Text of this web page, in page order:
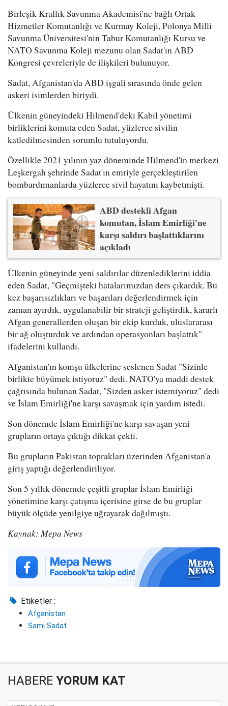
Birleşik Krallık Savunma Akademisi'ne bağlı Ortak
Hizmetler Komutanlığı ve Kurmay Koleji, Polonya Milli
Savunma Üniversitesi'nin Tabur Komutanlığı Kursu ve
NATO Savunma Koleji mezunu olan Sadat'ın ABD
Kongresi çevreleriyle de ilişkileri bulunuyor.
Sadat, Afganistan'da ABD işgali sırasında önde gelen
askeri isimlerden biriydi.
Ülkenin güneyindeki Hilmend'deki Kabil yönetimi
birliklerini komuta eden Sadat, yüzlerce sivilin
katledilmesinden sorumlu tutuluyordu.
Özellikle 2021 yılının yaz döneminde Hilmend'in merkezi
Leşkergah şehrinde Sadat'ın emriyle gerçekleştirilen
bombardımanlarda yüzlerce sivil hayatını kaybetmişti.
ABD destekli Afgan
komutan, İslam Emirliği'ne
karşı saldırı başlattıklarını
açıkladı
Ülkenin güneyinde yeni saldırılar düzenlediklerini iddia
eden Sadat, "Geçmişteki hatalarımızdan ders çıkardık. Bu
kez başarısızlıkları ve başarıları değerlendirmek için
zaman ayırdık, uygulanabilir bir strateji geliştirdik, kararlı
Afgan generallerden oluşan bir ekip kurduk, uluslararası
bir ağ oluşturduk ve ardından operasyonları başlattık"
ifadelerini kullandı.
Afganistan'ın komşu ülkelerine seslenen Sadat "Sizinle
birlikte büyümek istiyoruz" dedi. NATO'ya maddi destek
çağrısında bulunan Sadat, "Sizden asker istemiyoruz" dedi
ve İslam Emirliği'ne karşı savaşmak için yardım istedi.
Son dönemde İslam Emirliği'ne karşı savaşan yeni
grupların ortaya çıktığı dikkat çekti.
Bu grupların Pakistan toprakları üzerinden Afganistan'a
giriş yaptığı değerlendiriliyor.
Son 5 yıllık dönemde çeşitli gruplar İslam Emirliği
yönetimine karşı çatışma içerisine girse de bu gruplar
büyük ölçüde yenilgiye uğrayarak dağılmıştı.
Kaynak: Mepa News
Etiketler :
Afganistan
Sami Sadat
HABERE YORUM KAT